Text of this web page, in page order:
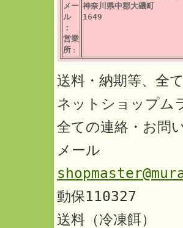
メー
ル
：
営業
所 ：
神奈川県中郡大磯町
1649
送料・納期等、全
ネットショップム
全ての連絡・お問
メール
動保110327
送料（冷凍餌）